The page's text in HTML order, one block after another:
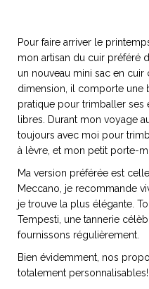
ITALIEN
joie de vivre
SUBLIME ! LE
Lucia
ARTISANAT
Les cuirs
Toscane
ET FUGUEUSES
AND I
journal
bord
Pour faire arriver le
mon artisan du cuir préféré
un nouveau mini sac en cuir
dimension, il comporte une
pratique pour trimballer ses
libres. Durant mon voyage
toujours avec moi pour
à lèvre, et mon petit porte-
Ma version préférée est
Meccano, je recommande
je trouve la plus élégante.
Tempesti, une tannerie
fournissons régulièrement.
Bien évidemment, nos
totalement personnalisables!